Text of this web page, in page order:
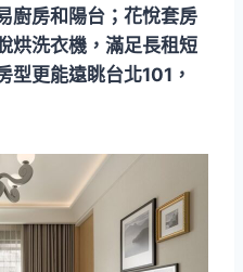
廚房和陽台；花悅套房
烘洗衣機，滿足長租短
型更能遠眺台北101，